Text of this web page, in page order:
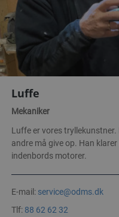
Luffe
Mekaniker
Luffe er vores
andre må give op. Han
indenbords motorer.
E-mail: service@odms.dk
Tlf: 88 62 62 32